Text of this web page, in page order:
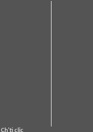
Ch'ti clic